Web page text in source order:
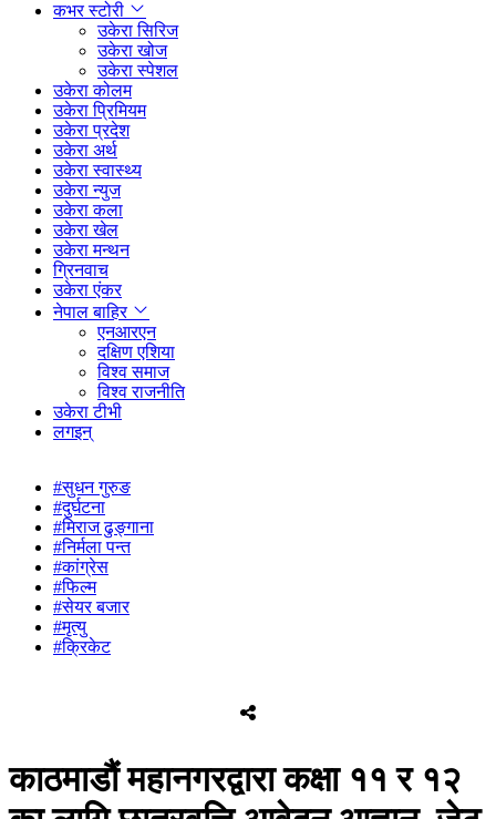
कभर स्टोरी
उकेरा सिरिज
उकेरा खोज
उकेरा स्पेशल
उकेरा कोलम
उकेरा प्रिमियम
उकेरा प्रदेश
उकेरा अर्थ
उकेरा स्वास्थ्य
उकेरा न्युज
उकेरा कला
उकेरा खेल
उकेरा मन्थन
ग्रिनवाच
उकेरा एंकर
नेपाल बाहिर
एनआरएन
दक्षिण एशिया
विश्व समाज
विश्व राजनीति
उकेरा टीभी
लगइन्
#सुधन गुरुङ
#दुर्घटना
#मिराज ढुङ्गाना
#निर्मला पन्त
#कांग्रेस
#फिल्म
#सेयर बजार
#मृत्यु
#क्रिकेट
काठमाडौं महानगरद्वारा कक्षा ११ र १२